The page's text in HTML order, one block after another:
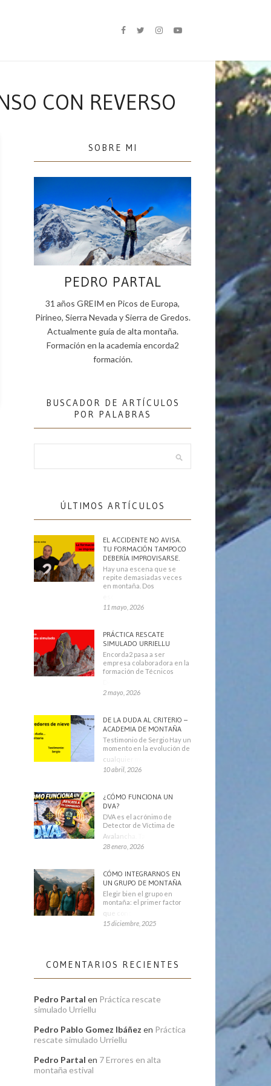
CON REVERSO
SOBRE MI
PEDRO PARTAL
31 años GREIM en Picos de Europa,
Pirineo, Sierra Nevada y Sierra de Gredos.
Actualmente guía de alta montaña.
Formación en la academia encorda2
formación.
BUSCADOR DE ARTÍCULOS
POR PALABRAS
ÚLTIMOS ARTÍCULOS
EL ACCIDENTE NO AVISA.
TU FORMACIÓN TAMPOCO
DEBERÍA IMPROVISARSE.
Hay una escena que se
repite demasiadas veces
en montaña. Dos
11 mayo, 2026
PRÁCTICA RESCATE
SIMULADO URRIELLU
Encorda2 pasa a ser
empresa colaboradora en la
formación de Técnicos
2 mayo, 2026
DE LA DUDA AL CRITERIO –
ACADEMIA DE MONTAÑA
Testimonio de Sergio Hay un
momento en la evolución de
cualquier montañero
10 abril, 2026
¿CÓMO FUNCIONA UN
DVA?
DVA es el acrónimo de
Detector de Víctima de
Avalancha. También se
28 enero, 2026
CÓMO INTEGRARNOS EN
UN GRUPO DE MONTAÑA
Elegir bien el grupo en
montaña: el primer factor
que condiciona tu
15 diciembre, 2025
COMENTARIOS RECIENTES
Pedro Partal en Práctica rescate
simulado Urriellu
Pedro Pablo Gomez Ibáñez en Práctica
rescate simulado Urriellu
Pedro Partal en 7 Errores en alta
montaña estival